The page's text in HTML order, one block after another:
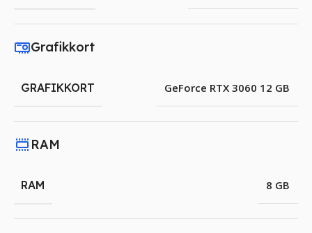
Grafikkort
GRAFIKKORT GeForce RTX 3060 12 GB
RAM
RAM 8 GB